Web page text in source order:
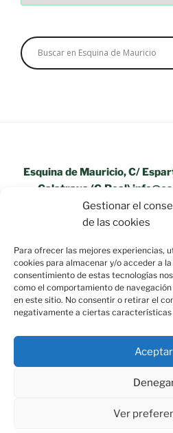
Gestionar el
de las cookies
Para ofrecer las mejores experiencias,
cookies para almacenar y/o acceder a
consentimiento de estas tecnologías
como el comportamiento de
en este sitio. No consentir o retirar el
negativamente a ciertas características
Aceptar
Ver
Esquina de Mauricio, C/
Calatrava (C.Real)
«Aviso Legal»